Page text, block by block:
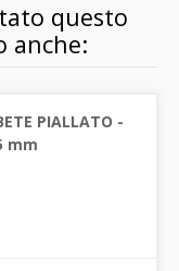
questo
anche:
PIALLATO -
mm